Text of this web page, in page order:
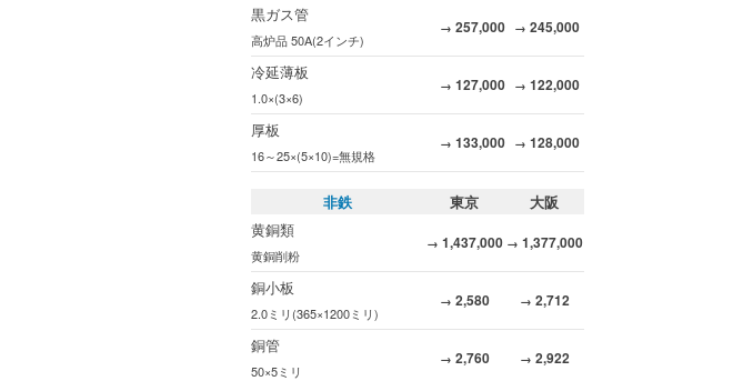
黒ガス管
高炉品 50A(2インチ)
→ 257,000 → 245,000
冷延薄板
1.0×(3×6)
→ 127,000 → 122,000
厚板
16～25×(5×10)=無規格
→ 133,000 → 128,000
非鉄 東京
大阪
黄銅類
黄銅削粉
→ 1,437,000 → 1,377,000
銅小板
2.0ミリ(365×1200ミリ)
→ 2,580 → 2,712
銅管
50×5ミリ
→ 2,760 → 2,922